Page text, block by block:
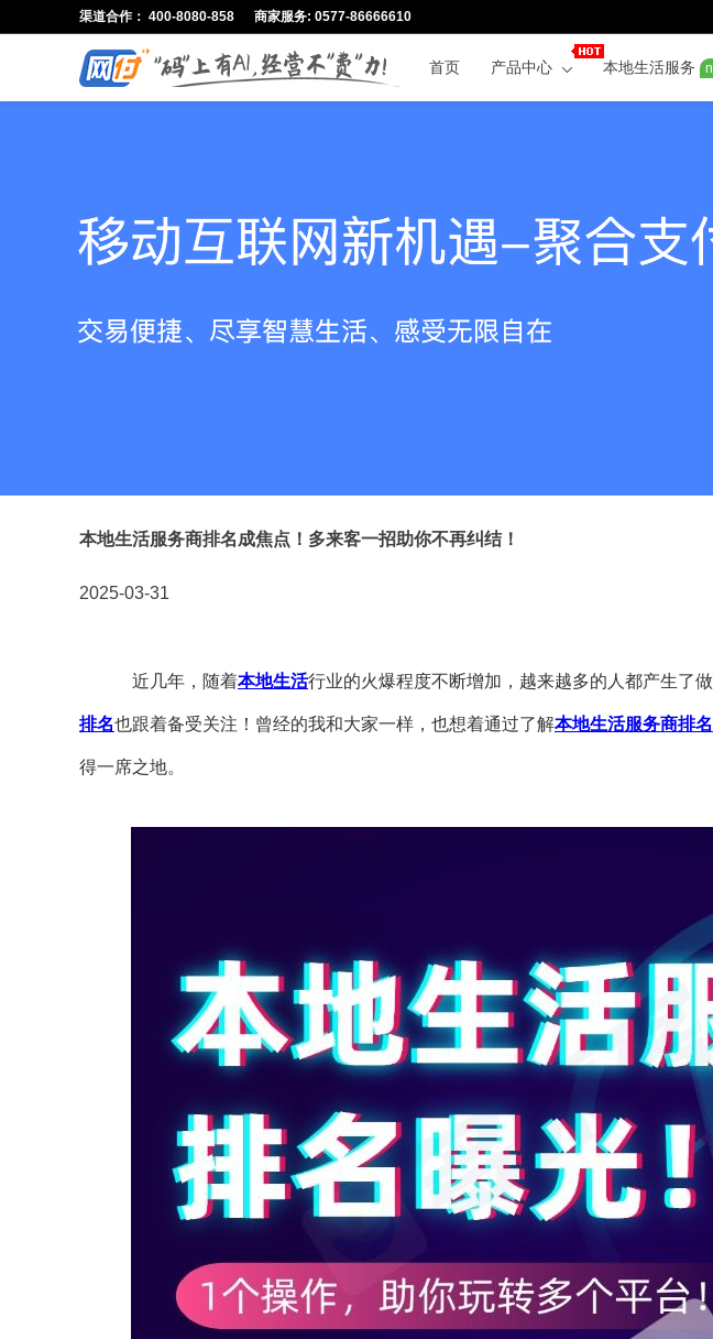
渠道合作： 400-8080-858 商家服务: 0577-86666610
首页 产品中心 本地生活服务
本地生活服务商排名成焦点！多来客一招助你不再纠结！
2025-03-31
近几年，随着本地生活行业的火爆程度不断增加，越来越多的人都产生了做
排名也跟着备受关注！曾经的我和大家一样，也想着通过了解本地生活服务商排名
得一席之地。